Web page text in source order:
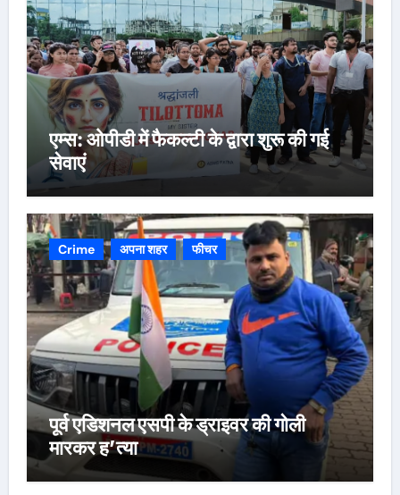
एम्स: ओपीडी में फैकल्टी के द्वारा शुरू की गई
सेवाएं
Crime अपना शहर फीचर
पूर्व एडिशनल एसपी के ड्राइवर की गोली
मारकर ह’त्या